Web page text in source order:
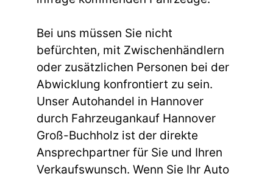
Bei uns müssen Sie nicht
befürchten, mit Zwischenhändlern
oder zusätzlichen Personen bei der
Abwicklung konfrontiert zu sein.
Unser Autohandel in Hannover
durch Fahrzeugankauf Hannover
Groß-Buchholz ist der direkte
Ansprechpartner für Sie und Ihren
Verkaufswunsch. Wenn Sie Ihr Auto